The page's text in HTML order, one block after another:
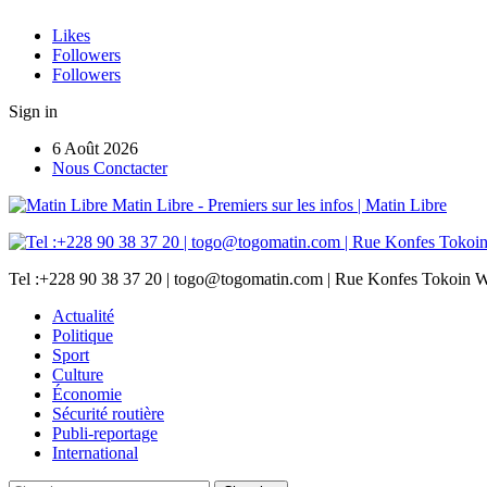
Likes
Followers
Followers
Sign in
6 Août 2026
Nous Conctacter
Matin Libre - Premiers sur les infos | Matin Libre
Tel :+228 90 38 37 20 | togo@togomatin.com | Rue Konfes Tokoin
Actualité
Politique
Sport
Culture
Économie
Sécurité routière
Publi-reportage
International